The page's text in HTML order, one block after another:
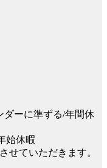
ダーに準ずる/年間休
始休暇
せていただきます。